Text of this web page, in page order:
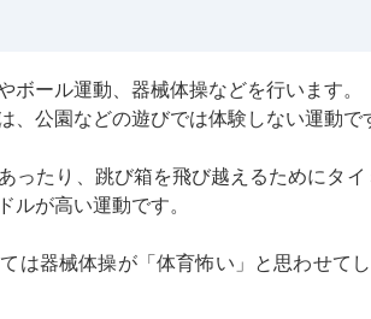
ール運動、器械体操などを行います。
公園などの遊びでは体験しない運動で
ったり、跳び箱を飛び越えるためにタ
ルが高い運動です。
は器械体操が「体育怖い」と思わせて